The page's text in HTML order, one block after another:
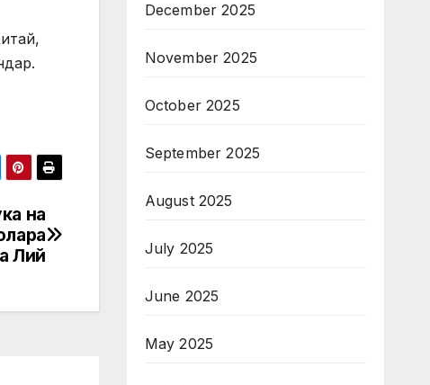
на
Лий
December 2025
November 2025
October 2025
September 2025
August 2025
July 2025
June 2025
May 2025